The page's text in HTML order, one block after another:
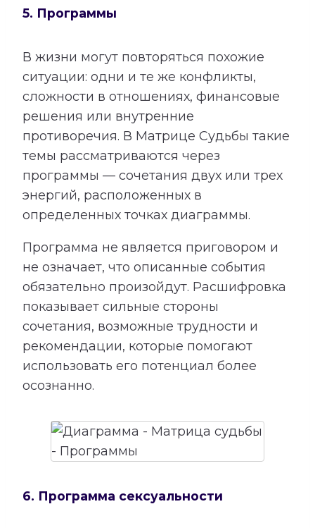
5. Программы
В жизни могут повторяться похожие
ситуации: одни и те же конфликты,
сложности в отношениях, финансовые
решения или внутренние
противоречия. В Матрице Судьбы такие
темы рассматриваются через
программы — сочетания двух или трех
энергий, расположенных в
определенных точках диаграммы.
Программа не является приговором и
не означает, что описанные события
обязательно произойдут. Расшифровка
показывает сильные стороны
сочетания, возможные трудности и
рекомендации, которые помогают
использовать его потенциал более
осознанно.
6. Программа сексуальности